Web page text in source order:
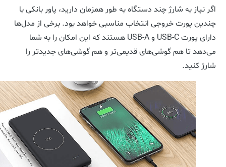
اگر نیاز به شارژ چند دستگاه به طور همزمان دارید، پاور بانکی با
چندین پورت خروجی انتخاب مناسبی خواهد بود. برخی از مدل‌ها
دارای پورت USB-C و USB-A هستند که این امکان را به شما
می‌دهد تا هم گوشی‌های قدیمی‌تر و هم گوشی‌های جدیدتر را
شارژ کنید.